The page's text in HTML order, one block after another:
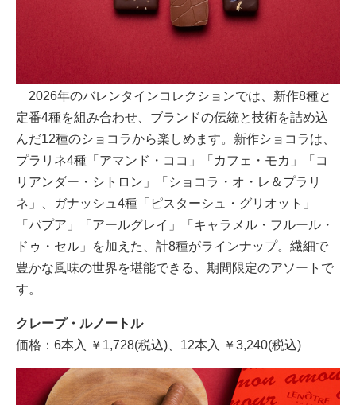
2026年のバレンタインコレクションでは、新作8種と
定番4種を組み合わせ、ブランドの伝統と技術を詰め込
んだ12種のショコラから楽しめます。新作ショコラは、
プラリネ4種「アマンド・ココ」「カフェ・モカ」「コ
リアンダー・シトロン」「ショコラ・オ・レ＆プラリ
ネ」、ガナッシュ4種「ピスターシュ・グリオット」
「パプア」「アールグレイ」「キャラメル・フルール・
ドゥ・セル」を加えた、計8種がラインナップ。繊細で
豊かな風味の世界を堪能できる、期間限定のアソートで
す。
クレープ・ルノートル
価格：6本入 ￥1,728(税込)、12本入 ￥3,240(税込)